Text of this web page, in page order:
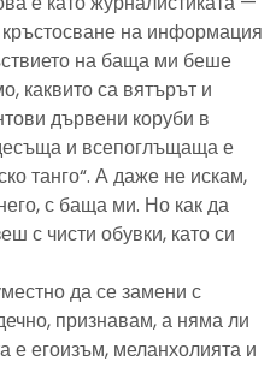
на информация
на баща ми беше
каквито са вятърът и
дървени коруби в
и всепоглъщаща е
танго“. А даже не искам,
с баща ми. Но как да
с чисти обувки, като си
да се замени с
признавам, а няма ли
е егоизъм, меланхолията и